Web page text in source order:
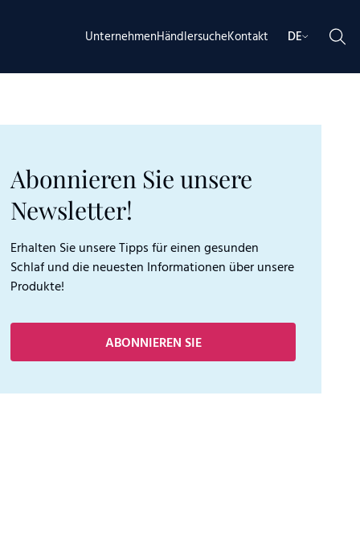
UnternehmenHändlersucheKontakt DE
Abonnieren Sie unsere
Newsletter!
Erhalten Sie unsere Tipps für einen gesunden
Schlaf und die neuesten Informationen über unsere
Produkte!
ABONNIEREN SIE